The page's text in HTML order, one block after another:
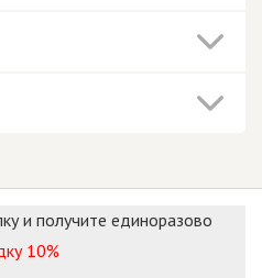
и получите единоразово
10%